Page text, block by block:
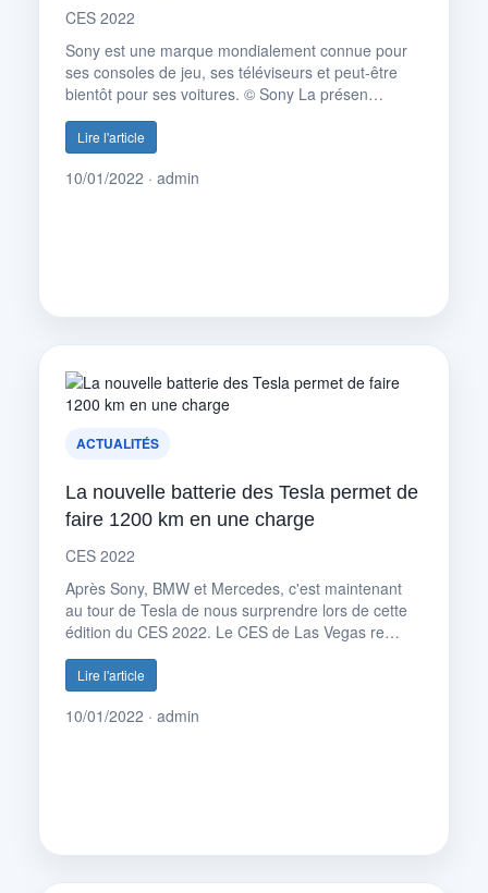
CES 2022
Sony est une marque mondialement connue pour
ses consoles de jeu, ses téléviseurs et peut-être
bientôt pour ses voitures. © Sony La présen…
Lire l'article
10/01/2022 · admin
ACTUALITÉS
La nouvelle batterie des Tesla permet de
faire 1200 km en une charge
CES 2022
Après Sony, BMW et Mercedes, c'est maintenant
au tour de Tesla de nous surprendre lors de cette
édition du CES 2022. Le CES de Las Vegas re…
Lire l'article
10/01/2022 · admin